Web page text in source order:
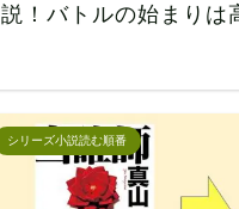
説！バトルの始まりは
シリーズ小説読む順番